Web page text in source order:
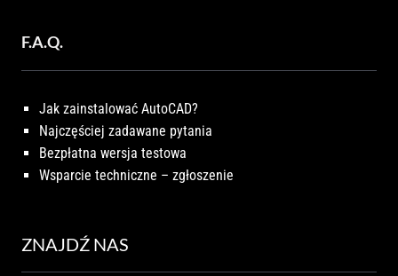
F.A.Q.
Jak zainstalować AutoCAD?
Najczęściej zadawane pytania
Bezpłatna wersja testowa
Wsparcie techniczne – zgłoszenie
ZNAJDŹ NAS